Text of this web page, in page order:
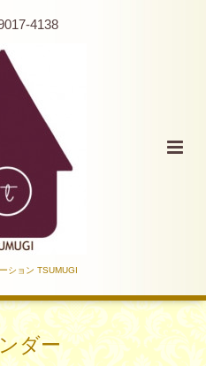
4138
ション TSUMUGI
ダー